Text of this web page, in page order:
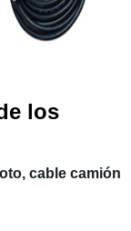
los
cable camión